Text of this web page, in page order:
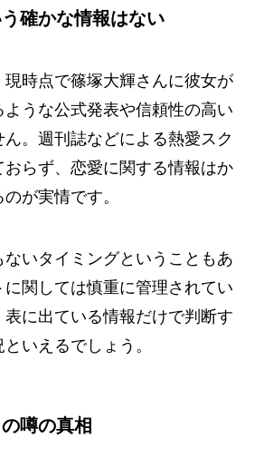
確かな情報はない
時点で篠塚大輝さんに彼女が
うな公式発表や信頼性の高い
。週刊誌などによる熱愛スク
おらず、恋愛に関する情報はか
が実情です。
いタイミングということもあ
に関しては慎重に管理されてい
表に出ている情報だけで判断す
いえるでしょう。
噂の真相